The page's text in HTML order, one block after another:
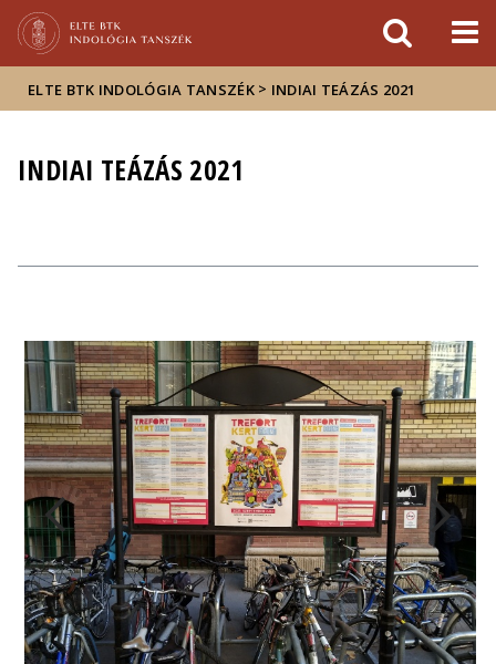
sajtóban
ELTE BTK INDOLÓGIA TANSZÉK > INDIAI TEÁZÁS 2021
INDIAI TEÁZÁS 2021